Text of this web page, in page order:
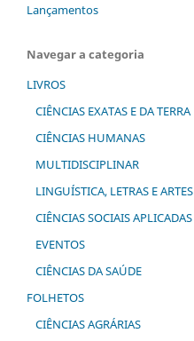
Lançamentos
Navegar a categoria
LIVROS
CIÊNCIAS EXATAS E DA TERRA
CIÊNCIAS HUMANAS
MULTIDISCIPLINAR
LINGUÍSTICA, LETRAS E ARTES
CIÊNCIAS SOCIAIS APLICADAS
EVENTOS
CIÊNCIAS DA SAÚDE
FOLHETOS
CIÊNCIAS AGRÁRIAS